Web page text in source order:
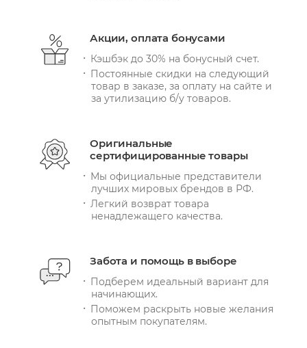
Акции, оплата бонусами
Кэшбэк до 30% на бонусный счет.
Постоянные скидки на следующий
товар в заказе, за оплату на сайте и
за утилизацию б/у товаров.
Оригинальные
сертифицированные товары
Мы официальные представители
лучших мировых брендов в РФ.
Легкий возврат товара
ненадлежащего качества.
Забота и помощь в выборе
Подберем идеальный вариант для
начинающих.
Поможем раскрыть новые желания
опытным покупателям.